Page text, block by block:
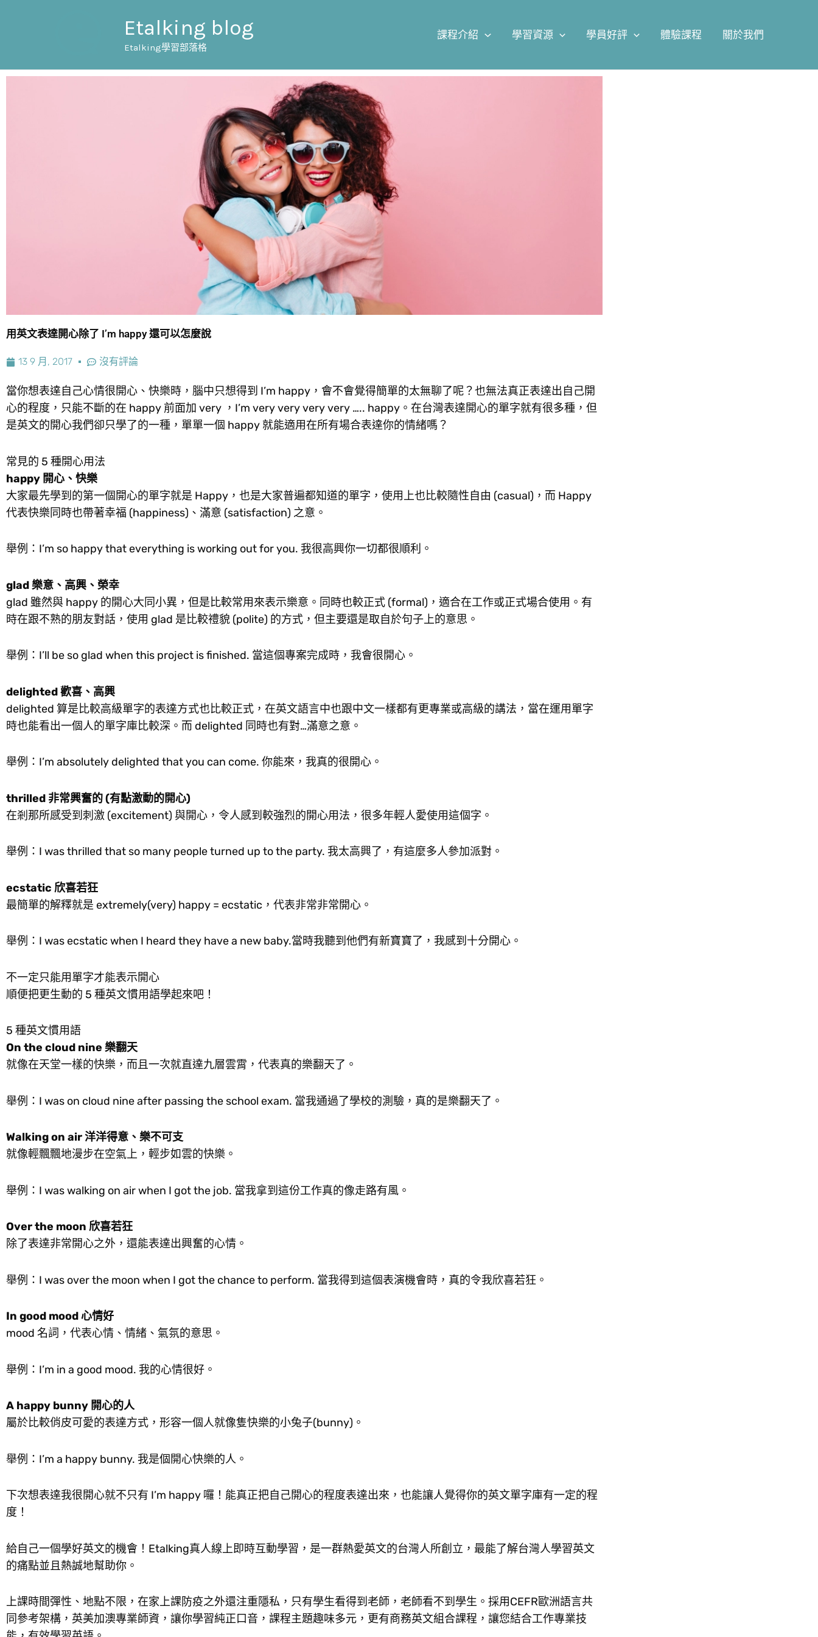
內
Etalking blog
Etalking學習部落格
課程介紹 學習資源 學員好評 體驗課程 關於我們
用英文表達開心除了 I’m happy 還可以怎麼說
13 9 月, 2017 沒有評論
當你想表達自己心情很開心、快樂時，腦中只想得到 I’m happy，會不會覺得簡單的太無聊了呢？也無法真正表達出自己開
心的程度，只能不斷的在 happy 前面加 very ，I’m very very very very ….. happy。在台灣表達開心的單字就有很多種，但
是英文的開心我們卻只學了的一種，單單一個 happy 就能適用在所有場合表達你的情緒嗎？
常見的 5 種開心用法
happy 開心、快樂
大家最先學到的第一個開心的單字就是 Happy，也是大家普遍都知道的單字，使用上也比較隨性自由 (casual)，而 Happy
代表快樂同時也帶著幸福 (happiness)、滿意 (satisfaction) 之意。
舉例：I’m so happy that everything is working out for you. 我很高興你一切都很順利。
glad 樂意、高興、榮幸
glad 雖然與 happy 的開心大同小異，但是比較常用來表示樂意。同時也較正式 (formal)，適合在工作或正式場合使用。有
時在跟不熟的朋友對話，使用 glad 是比較禮貌 (polite) 的方式，但主要還是取自於句子上的意思。
舉例：I’ll be so glad when this project is finished. 當這個專案完成時，我會很開心。
delighted 歡喜、高興
delighted 算是比較高級單字的表達方式也比較正式，在英文語言中也跟中文一樣都有更專業或高級的講法，當在運用單字
時也能看出一個人的單字庫比較深。而 delighted 同時也有對…滿意之意。
舉例：I’m absolutely delighted that you can come. 你能來，我真的很開心。
thrilled 非常興奮的 (有點激動的開心)
在剎那所感受到刺激 (excitement) 與開心，令人感到較強烈的開心用法，很多年輕人愛使用這個字。
舉例：I was thrilled that so many people turned up to the party. 我太高興了，有這麼多人參加派對。
ecstatic 欣喜若狂
最簡單的解釋就是 extremely(very) happy = ecstatic，代表非常非常開心。
舉例：I was ecstatic when I heard they have a new baby.當時我聽到他們有新寶寶了，我感到十分開心。
不一定只能用單字才能表示開心
順便把更生動的 5 種英文慣用語學起來吧！
5 種英文慣用語
On the cloud nine 樂翻天
就像在天堂一樣的快樂，而且一次就直達九層雲霄，代表真的樂翻天了。
舉例：I was on cloud nine after passing the school exam. 當我通過了學校的測驗，真的是樂翻天了。
Walking on air 洋洋得意、樂不可支
就像輕飄飄地漫步在空氣上，輕步如雲的快樂。
舉例：I was walking on air when I got the job. 當我拿到這份工作真的像走路有風。
Over the moon 欣喜若狂
除了表達非常開心之外，還能表達出興奮的心情。
舉例：I was over the moon when I got the chance to perform. 當我得到這個表演機會時，真的令我欣喜若狂。
In good mood 心情好
mood 名詞，代表心情、情緒、氣氛的意思。
舉例：I’m in a good mood. 我的心情很好。
A happy bunny 開心的人
屬於比較俏皮可愛的表達方式，形容一個人就像隻快樂的小兔子(bunny)。
舉例：I’m a happy bunny. 我是個開心快樂的人。
下次想表達我很開心就不只有 I’m happy 囉！能真正把自己開心的程度表達出來，也能讓人覺得你的英文單字庫有一定的程
度！
給自己一個學好英文的機會！Etalking真人線上即時互動學習，是一群熱愛英文的台灣人所創立，最能了解台灣人學習英文
的痛點並且熱誠地幫助你。
上課時間彈性、地點不限，在家上課防疫之外還注重隱私，只有學生看得到老師，老師看不到學生。採用CEFR歐洲語言共
同參考架構，英美加澳專業師資，讓你學習純正口音，課程主題趣味多元，更有商務英文組合課程，讓您結合工作專業技